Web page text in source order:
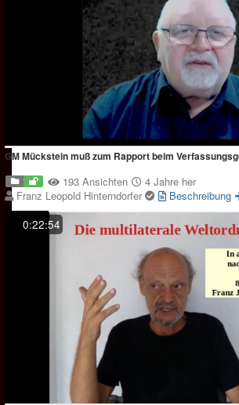
GM Mückstein muß zum Rapport beim
193 Ansichten
4 Jahre her
Franz Leopold Hinterndorfer
Beschreibung
0:22:54